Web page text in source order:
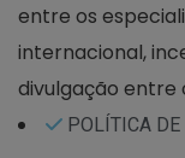
entre os
internacional,
divulgação entre
POLÍTICA